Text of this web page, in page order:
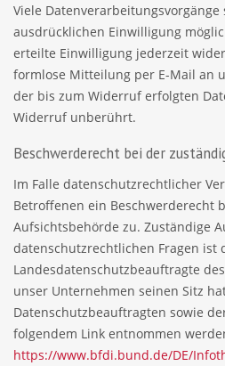
Viele
ausdrücklichen Einwilligung
erteilte Einwilligung jederzeit
formlose Mitteilung per E-Mail an
der bis zum Widerruf erfolgten
Widerruf unberührt.
Beschwerderecht bei der
Im Falle datenschutzrechtlicher
Betroffenen ein Beschwerderecht
Aufsichtsbehörde zu. Zuständige
datenschutzrechtlichen Fragen ist
Landesdatenschutzbeauftragte
unser Unternehmen seinen Sitz
Datenschutzbeauftragten sowie
folgendem Link entnommen
https://www.bfdi.bund.de/DE/